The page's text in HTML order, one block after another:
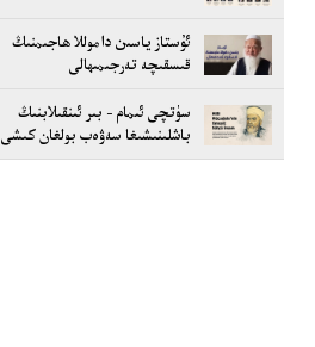
ئۇستاز ياسىن داموللا ھاجىمنىڭ
قىسقىچە تەرجىمىھالى
سۈتچى ئىمام - بىر ئىنقىلابنىڭ
باشلىنىشىغا سەۋەب بولغان كىشى